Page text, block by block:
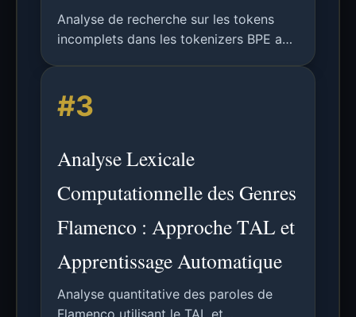
Analyse de recherche sur les tokens
incomplets dans les tokenizers BPE au
provoquant des comportements
hallucinatoires dans les LLMs.
#3
Analyse Lexicale
Computationnelle des Genres
Flamenco : Approche TAL et
Apprentissage Automatique
Analyse quantitative des paroles de
Flamenco utilisant le TAL et